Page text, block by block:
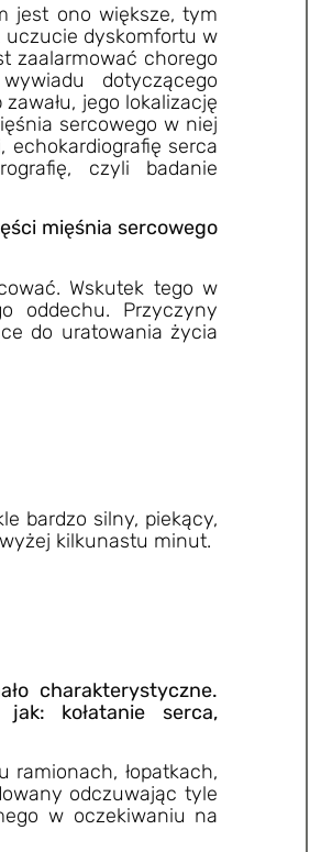
jest ono większe, tym
uczucie dyskomfortu w
zaalarmować chorego
dotyczącego
jego lokalizację
sercowego w niej
echokardiografię serca
czyli badanie
mięśnia sercowego
Wskutek tego w
oddechu. Przyczyny
do uratowania życia
bardzo silny, piekący,
kilkunastu minut.
charakterystyczne.
kołatanie serca,
ramionach, łopatkach,
odczuwając tyle
w oczekiwaniu na